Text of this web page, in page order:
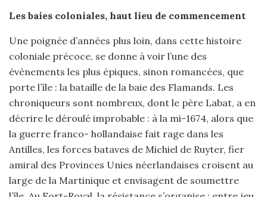
Les baies coloniales, haut lieu de commencement
Une poignée d’années plus loin, dans cette histoire
coloniale précoce, se donne à voir l’une des
évènements les plus épiques, sinon romancées, que
porte l’île : la bataille de la baie des Flamands. Les
chroniqueurs sont nombreux, dont le père Labat, a en
décrire le déroulé improbable : à la mi-1674, alors que
la guerre franco- hollandaise fait rage dans les
Antilles, les forces bataves de Michiel de Ruyter, fier
amiral des Provinces Unies néerlandaises croisent au
large de la Martinique et envisagent de soumettre